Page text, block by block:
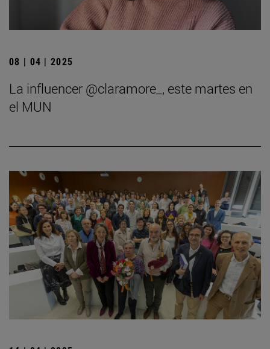
08 | 04 | 2025
La influencer @claramore_, este martes en
el MUN